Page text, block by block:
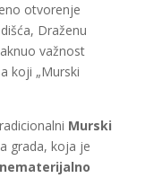
otvorenje
Draženu
važnost
koji „Murski
Murski
grada, koja je
nematerijalno